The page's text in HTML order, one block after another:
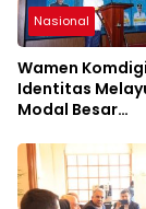
Nasional
Wamen
Identitas
Modal Besar
Digital